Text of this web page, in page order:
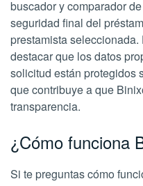
buscador y comparador
seguridad final del
prestamista
destacar que los datos
solicitud están protegidos
que contribuye a que
transparencia.
¿Cómo funciona
Si te preguntas cómo